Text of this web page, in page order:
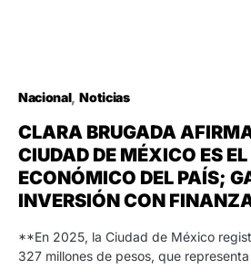
Nacional Noticias
CLARA BRUGADA
CIUDAD DE MÉXICO ES
ECONÓMICO DEL PAÍS;
INVERSIÓN CON
**En 2025, la Ciudad de México
327 millones de pesos, que